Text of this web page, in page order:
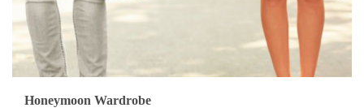
Honeymoon Wardrobe